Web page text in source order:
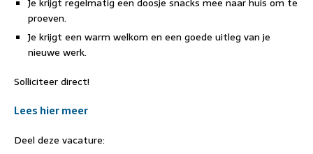
proeven.
Je krijgt een warm welkom en een goede uitleg van je
nieuwe werk.
Solliciteer direct!
Lees hier meer
Deel deze vacature: